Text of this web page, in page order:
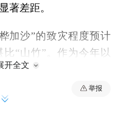
著差距。
加沙”的致灾程度预计
“山竹”。作为今年以
三角地区的最强台风，
大，必须高度重视。
的人们平安顺遂，也致
开全文
举报